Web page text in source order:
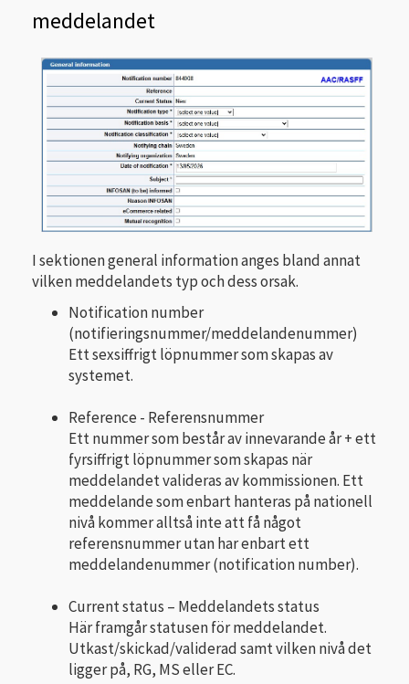
meddelandet
I sektionen general information anges bland annat
vilken meddelandets typ och dess orsak.
Notification number
(notifieringsnummer/meddelandenummer)
Ett sexsiffrigt löpnummer som skapas av
systemet.
Reference - Referensnummer
Ett nummer som består av innevarande år + ett
fyrsiffrigt löpnummer som skapas när
meddelandet valideras av kommissionen. Ett
meddelande som enbart hanteras på nationell
nivå kommer alltså inte att få något
referensnummer utan har enbart ett
meddelandenummer (notification number).
Current status – Meddelandets status
Här framgår statusen för meddelandet.
Utkast/skickad/validerad samt vilken nivå det
ligger på, RG, MS eller EC.